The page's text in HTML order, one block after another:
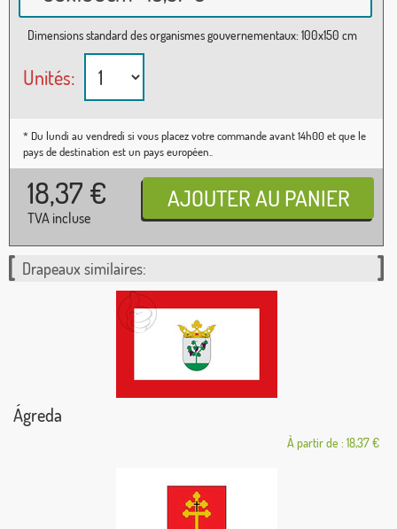
Dimensions standard des organismes gouvernementaux: 100x150 cm
Unités:
* Du lundi au vendredi si vous placez votre commande avant 14h00 et que le
pays de destination est un pays européen..
18,37 €
TVA incluse
Drapeaux similaires:
Ágreda
À partir de : 18,37 €